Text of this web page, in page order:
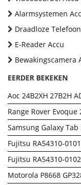
Alarmsystemen
Draadloze
E-Reader Accu
Bewakingscamera
EERDER BEKEKEN
Aoc 24B2XH 27B2H
Range Rover Evoque
Samsung Galaxy Tab
Fujitsu RA54310-0101
Fujitsu RA54310-0102
Motorola P8668